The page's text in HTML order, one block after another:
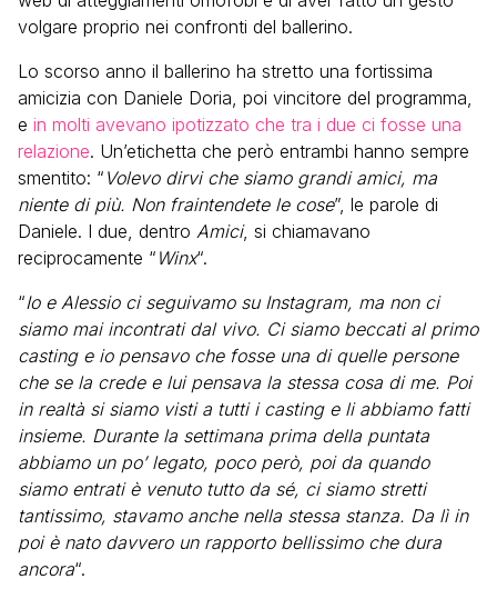
volgare proprio nei confronti del ballerino.
Lo scorso anno il ballerino ha stretto una fortissima
amicizia con Daniele Doria, poi vincitore del programma,
e in molti avevano ipotizzato che tra i due ci fosse una
relazione. Un’etichetta che però entrambi hanno sempre
smentito: “ Volevo dirvi che siamo grandi amici, ma
niente di più. Non fraintendete le cose”, le parole di
Daniele. I due, dentro Amici, si chiamavano
reciprocamente “ Winx“.
“Io e Alessio ci seguivamo su Instagram, ma non ci
siamo mai incontrati dal vivo. Ci siamo beccati al primo
casting e io pensavo che fosse una di quelle persone
che se la crede e lui pensava la stessa cosa di me. Poi
in realtà si siamo visti a tutti i casting e li abbiamo fatti
insieme. Durante la settimana prima della puntata
abbiamo un po’ legato, poco però, poi da quando
siamo entrati è venuto tutto da sé, ci siamo stretti
tantissimo, stavamo anche nella stessa stanza. Da lì in
poi è nato davvero un rapporto bellissimo che dura
ancora“.